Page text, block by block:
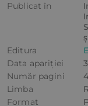
Publicat în
Editura
Data apariției
Număr pagini
Limba
Format